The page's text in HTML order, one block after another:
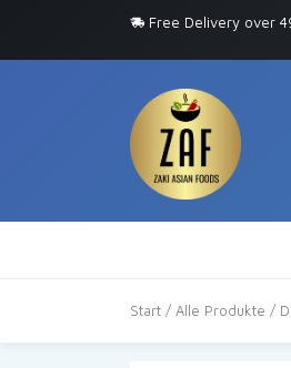
Free Delivery over
Start / Alle Produkte /